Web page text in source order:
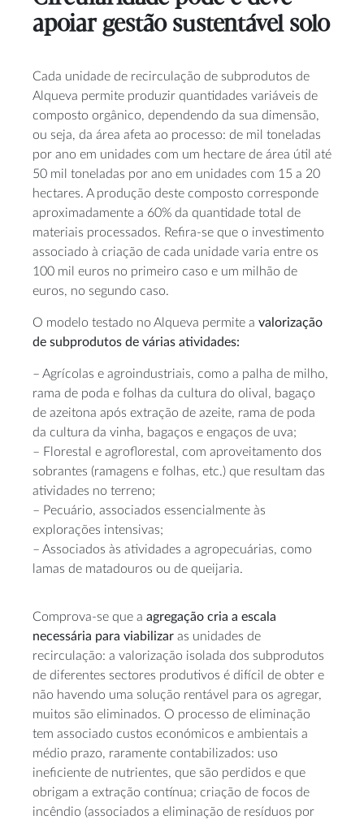
apoiar gestão sustentável solo
Cada unidade de recirculação de subprodutos de
Alqueva permite produzir quantidades variáveis de
composto orgânico, dependendo da sua dimensão,
ou seja, da área afeta ao processo: de mil toneladas
por ano em unidades com um hectare de área útil até
50 mil toneladas por ano em unidades com 15 a 20
hectares. A produção deste composto corresponde
aproximadamente a 60% da quantidade total de
materiais processados. Refira-se que o investimento
associado à criação de cada unidade varia entre os
100 mil euros no primeiro caso e um milhão de
euros, no segundo caso.
O modelo testado no Alqueva permite a valorização
de subprodutos de várias atividades:
– Agrícolas e agroindustriais, como a palha de milho,
rama de poda e folhas da cultura do olival, bagaço
de azeitona após extração de azeite, rama de poda
da cultura da vinha, bagaços e engaços de uva;
– Florestal e agroflorestal, com aproveitamento dos
sobrantes (ramagens e folhas, etc.) que resultam das
atividades no terreno;
– Pecuário, associados essencialmente às
explorações intensivas;
– Associados às atividades a agropecuárias, como
lamas de matadouros ou de queijaria.
Comprova-se que a agregação cria a escala
necessária para viabilizar as unidades de
recirculação: a valorização isolada dos subprodutos
de diferentes sectores produtivos é difícil de obter e
não havendo uma solução rentável para os agregar,
muitos são eliminados. O processo de eliminação
tem associado custos económicos e ambientais a
médio prazo, raramente contabilizados: uso
ineficiente de nutrientes, que são perdidos e que
obrigam a extração contínua; criação de focos de
incêndio (associados a eliminação de resíduos por